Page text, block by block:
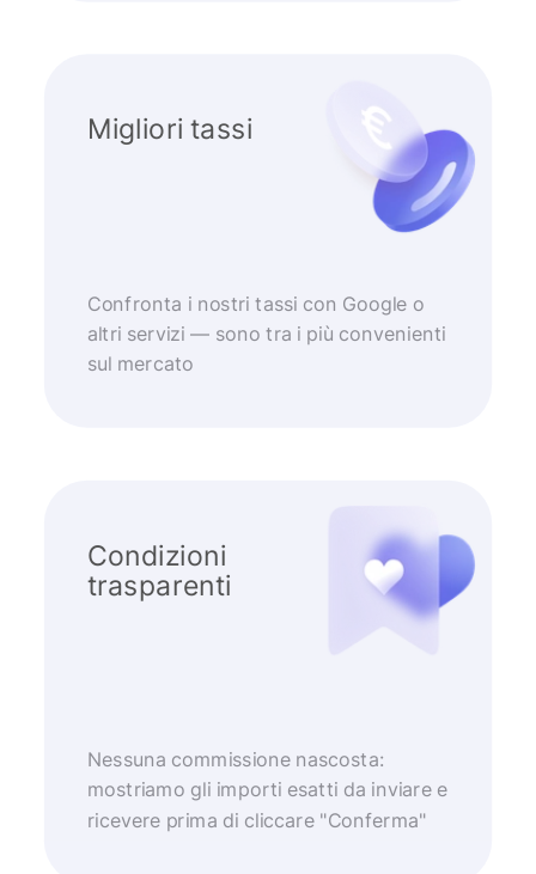
Migliori tassi
Confronta i nostri tassi con Google o
altri servizi — sono tra i più convenienti
sul mercato
Condizioni
trasparenti
Nessuna commissione nascosta:
mostriamo gli importi esatti da inviare e
ricevere prima di cliccare "Conferma"